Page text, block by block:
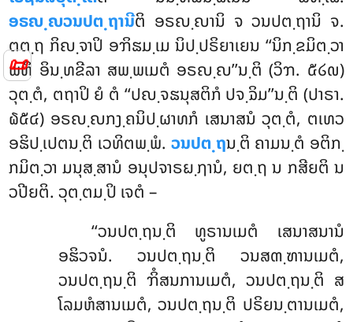
📜
ອຣຎ຺ຎວນປຕ຺ຖານີຕິ ອຣຎ຺ຎານິ ຈ ວນປຕ຺ຖານິ ຈ.
ຕຕ຺ຖ ກິຎ຺ຈາປິ ອຠິຘມ຺ເມ ນິປ຺ປຣິຍາເຍນ ‘‘ນິກ຺ຂມິຕ຺ວາ
ພຫິ ອິນ຺ທຂີລາ ສພ຺ພເມຕໍ ອຣຎ຺ຎ’’ນ຺ຕິ (ວິຠ. ໕໒໙)
ວຸຕ຺ຕໍ, ຕຖາປິ ຍໍ ຕໍ ‘‘ປຎ຺ຈຘນຸສຕິກໍ ປຈ຺ຉິມ’’ນ຺ຕິ (ປາຣາ.
໖໕໔) ອຣຎ຺ຎກງ຺ຄນິປ຺ຜາທກໍ ເສນາສນໍ ວຸຕ຺ຕໍ, ຕເທວ
ອຘິປ຺ເປຕນ຺ຕິ ເວທິຕພ຺ພໍ. ວນປຕ຺ຖນ຺ຕິ ຄາມນ຺ຕໍ ອຕິກ຺
ກມິຕ຺ວາ ມນຸສ຺ສານໍ ອນຸປຈາຣຏ຺ຐານໍ, ຍຕ຺ຖ ນ ກສີຍຕິ ນ
ວປີຍຕິ. ວຸຕ຺ຕມ຺ປິ ເຈຕໍ –
‘‘ວນປຕ຺ຖນ຺ຕິ ທູຣານເມຕໍ ເສນາສນານໍ
ອຘິວຈນໍ. ວນປຕ຺ຖນ຺ຕິ ວນສຓ຺ຑານເມຕໍ,
ວນປຕ຺ຖນ຺ຕິ ຠິໍສນການເມຕໍ, ວນປຕ຺ຖນ຺ຕິ ສ
ໂລມຫໍສານເມຕໍ, ວນປຕ຺ຖນ຺ຕິ ປຣິຍນ຺ຕານເມຕໍ,